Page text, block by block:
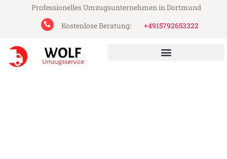
Professionelles Umzugsunternehmen in Dortmund
Kostenlose Beratung:
+4915792653322